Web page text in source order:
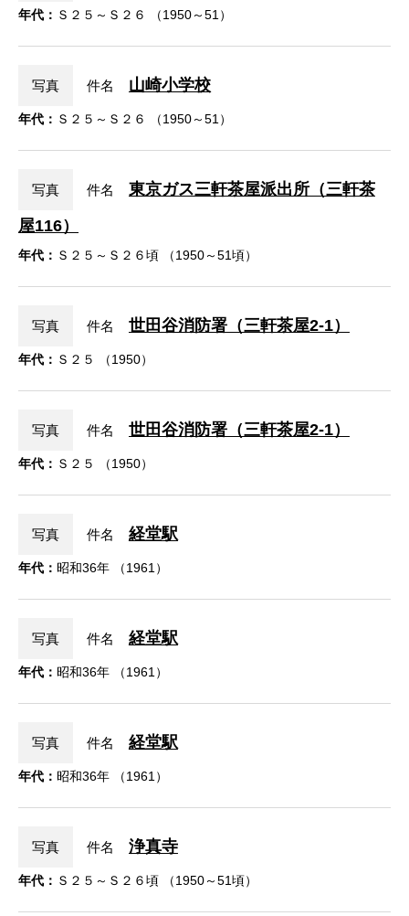
年代： Ｓ２５～Ｓ２６ （1950～51）
写真 件名 山崎小学校
年代： Ｓ２５～Ｓ２６ （1950～51）
写真 件名
東京ガス三軒茶屋派出所（三軒茶
屋116）
年代： Ｓ２５～Ｓ２６頃 （1950～51頃）
写真 件名 世田谷消防署（三軒茶屋2-1）
年代： Ｓ２５ （1950）
写真 件名 世田谷消防署（三軒茶屋2-1）
年代： Ｓ２５ （1950）
写真 件名 経堂駅
年代： 昭和36年 （1961）
写真 件名 経堂駅
年代： 昭和36年 （1961）
写真 件名 経堂駅
年代： 昭和36年 （1961）
写真 件名 浄真寺
年代： Ｓ２５～Ｓ２６頃 （1950～51頃）